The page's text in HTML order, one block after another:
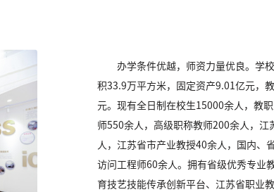
办学条件优越，师资力量优良。学
积33.9万平方米，固定资产9.01亿元，
元。现有全日制在校生15000余人，教
师550余人，高级职称教师200余人，江
人，江苏省市产业教授40余人，国内、
访问工程师60余人。拥有省级优秀专业
育技艺技能传承创新平台、江苏省职业